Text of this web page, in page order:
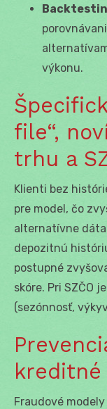
výkonu.
file“,
trhu a
Klienti bez
pre model, čo
alternatívne
depozitnú
postupné
skóre. Pri SZČO
(sezónnosť,
Fraudové modely